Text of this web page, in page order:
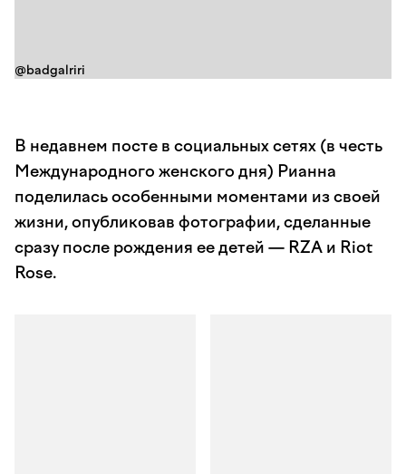
@badgalriri
В недавнем посте в социальных сетях (в честь
Международного женского дня) Рианна
поделилась особенными моментами из своей
жизни, опубликовав фотографии, сделанные
сразу после рождения ее детей — RZA и Riot
Rose.